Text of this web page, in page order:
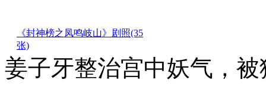
《封神榜之凤鸣岐山》剧照(35
张)
姜子牙整治宫中妖气，